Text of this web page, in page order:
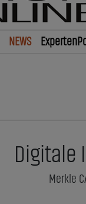
NEWS
Digitale
Merkle